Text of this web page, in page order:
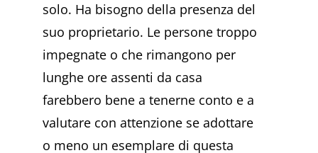
solo. Ha bisogno della presenza del
suo proprietario. Le persone troppo
impegnate o che rimangono per
lunghe ore assenti da casa
farebbero bene a tenerne conto e a
valutare con attenzione se adottare
o meno un esemplare di questa